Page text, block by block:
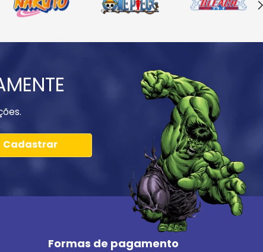
Cadastrar
Formas de pagamento